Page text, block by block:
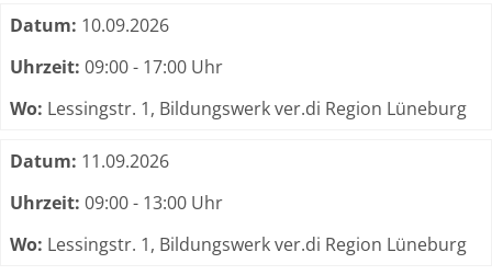
Datum: 10.09.2026
Uhrzeit: 09:00 - 17:00 Uhr
Wo: Lessingstr. 1, Bildungswerk ver.di Region Lüneburg
Datum: 11.09.2026
Uhrzeit: 09:00 - 13:00 Uhr
Wo: Lessingstr. 1, Bildungswerk ver.di Region Lüneburg